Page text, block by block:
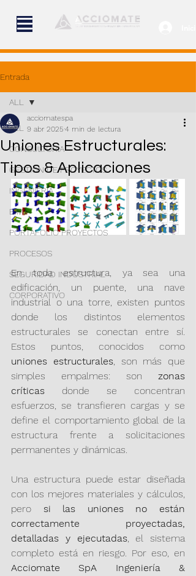
Entrada
ALL
CONSULTORÍA
GESTIÓN DE PROYECTOS
INGENIERÍA
BIM
PORTAFOLIO PROYECTOS
PROCESOS
SEGURIDAD INDUSTRIAL
CORPORATIVO
ALL
Uniones Estructurales:
Tipos & Aplicaciones
acciomatespa
9 abr 2025 4 min de lectura
En toda estructura, ya sea una
edificación, un puente, una nave
industrial o una torre, existen puntos
donde los distintos elementos
estructurales se conectan entre sí.
uniones estructurales, son más que
simples empalmes: son zonas
críticas donde se concentran
esfuerzos, se transfieren cargas y se
define el comportamiento global de la
estructura frente a solicitaciones
permanentes y dinámicas.
Una estructura puede estar diseñada
con los mejores materiales y cálculos,
pero si las uniones no están
correctamente proyectadas,
detalladas y ejecutadas, el sistema
Acciomate SpA Ingeniería &